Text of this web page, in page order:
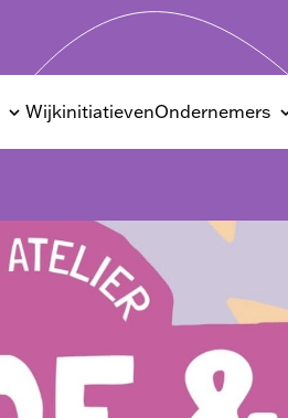
WijkinitiatievenOndernemers